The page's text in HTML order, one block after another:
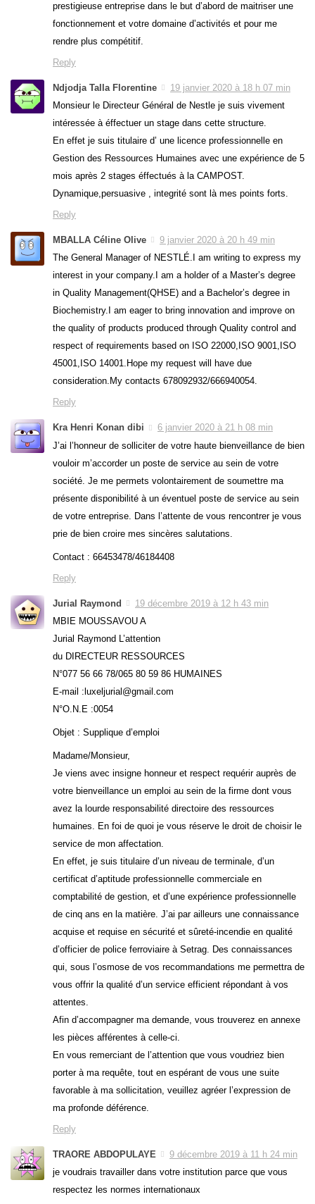
prestigieuse entreprise dans le but d’abord de maitriser une
fonctionnement et votre domaine d’activités et pour me
rendre plus compétitif.
Reply
Ndjodja Talla Florentine
19 janvier 2020 à 18 h 07 min
Monsieur le Directeur Général de Nestle je suis vivement
intéressée à éffectuer un stage dans cette structure.
En effet je suis titulaire d’ une licence professionnelle en
Gestion des Ressources Humaines avec une expérience de 5
mois après 2 stages éffectués à la CAMPOST.
Dynamique,persuasive , integrité sont là mes points forts.
Reply
MBALLA Céline Olive
9 janvier 2020 à 20 h 49 min
The General Manager of NESTLÉ.I am writing to express my
interest in your company.I am a holder of a Master’s degree
in Quality Management(QHSE) and a Bachelor’s degree in
Biochemistry.I am eager to bring innovation and improve on
the quality of products produced through Quality control and
respect of requirements based on ISO 22000,ISO 9001,ISO
45001,ISO 14001.Hope my request will have due
consideration.My contacts 678092932/666940054.
Reply
Kra Henri Konan dibi
6 janvier 2020 à 21 h 08 min
J’ai l’honneur de solliciter de votre haute bienveillance de bien
vouloir m’accorder un poste de service au sein de votre
société. Je me permets volontairement de soumettre ma
présente disponibilité à un éventuel poste de service au sein
de votre entreprise. Dans l’attente de vous rencontrer je vous
prie de bien croire mes sincères salutations.
Contact : 66453478/46184408
Reply
Jurial Raymond
19 décembre 2019 à 12 h 43 min
MBIE MOUSSAVOU A
Jurial Raymond L’attention
du DIRECTEUR RESSOURCES
N°077 56 66 78/065 80 59 86 HUMAINES
E-mail :luxeljurial@gmail.com
N°O.N.E :0054
Objet : Supplique d’emploi
Madame/Monsieur,
Je viens avec insigne honneur et respect requérir auprès de
votre bienveillance un emploi au sein de la firme dont vous
avez la lourde responsabilité directoire des ressources
humaines. En foi de quoi je vous réserve le droit de choisir le
service de mon affectation.
En effet, je suis titulaire d’un niveau de terminale, d’un
certificat d’aptitude professionnelle commerciale en
comptabilité de gestion, et d’une expérience professionnelle
de cinq ans en la matière. J’ai par ailleurs une connaissance
acquise et requise en sécurité et sûreté-incendie en qualité
d’officier de police ferroviaire à Setrag. Des connaissances
qui, sous l’osmose de vos recommandations me permettra de
vous offrir la qualité d’un service efficient répondant à vos
attentes.
Afin d’accompagner ma demande, vous trouverez en annexe
les pièces afférentes à celle-ci.
En vous remerciant de l’attention que vous voudriez bien
porter à ma requête, tout en espérant de vous une suite
favorable à ma sollicitation, veuillez agréer l’expression de
ma profonde déférence.
Reply
TRAORE ABDOPULAYE
9 décembre 2019 à 11 h 24 min
je voudrais travailler dans votre institution parce que vous
respectez les normes internationaux